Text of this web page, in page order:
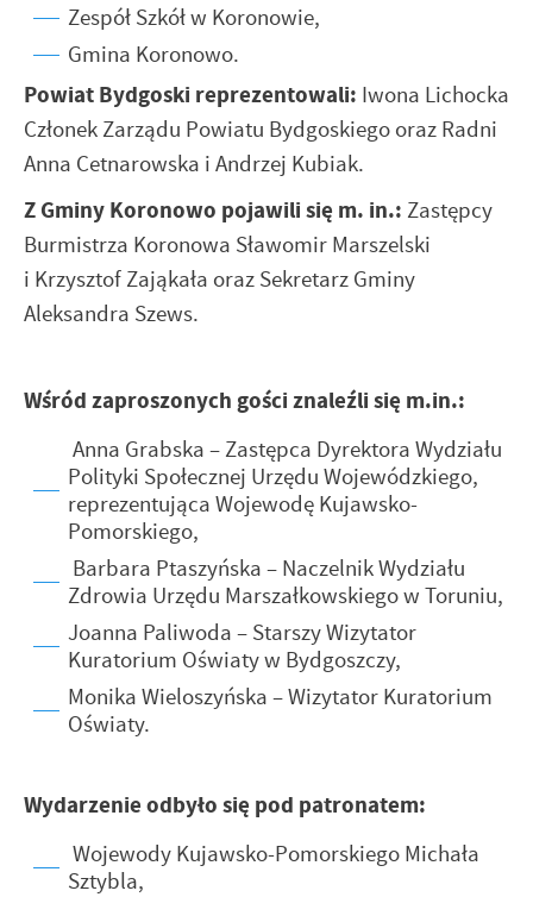
Zespół Szkół w Koronowie,
Gmina Koronowo.
Powiat Bydgoski reprezentowali: Iwona Lichocka
Członek Zarządu Powiatu Bydgoskiego oraz Radni
Anna Cetnarowska i Andrzej Kubiak.
Z Gminy Koronowo pojawili się m. in.: Zastępcy
Burmistrza Koronowa Sławomir Marszelski
i Krzysztof Zająkała oraz Sekretarz Gminy
Aleksandra Szews.
Wśród zaproszonych gości znaleźli się m.in.:
Anna Grabska – Zastępca Dyrektora Wydziału
Polityki Społecznej Urzędu Wojewódzkiego,
reprezentująca Wojewodę Kujawsko-
Pomorskiego,
Barbara Ptaszyńska – Naczelnik Wydziału
Zdrowia Urzędu Marszałkowskiego w Toruniu,
Joanna Paliwoda – Starszy Wizytator
Kuratorium Oświaty w Bydgoszczy,
Monika Wieloszyńska – Wizytator Kuratorium
Oświaty.
Wydarzenie odbyło się pod patronatem:
Wojewody Kujawsko-Pomorskiego Michała
Sztybla,